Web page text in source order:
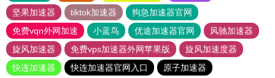
坚果加速器
tiktok加速器
狗急加速器官网
免费vqn外网加速
小蓝鸟 优途加速器官网
风驰加速器
旋风加速器
免费vps加速器外网苹果版
旋风加速度器
快连加速器
快连加速器官网入口
原子加速器